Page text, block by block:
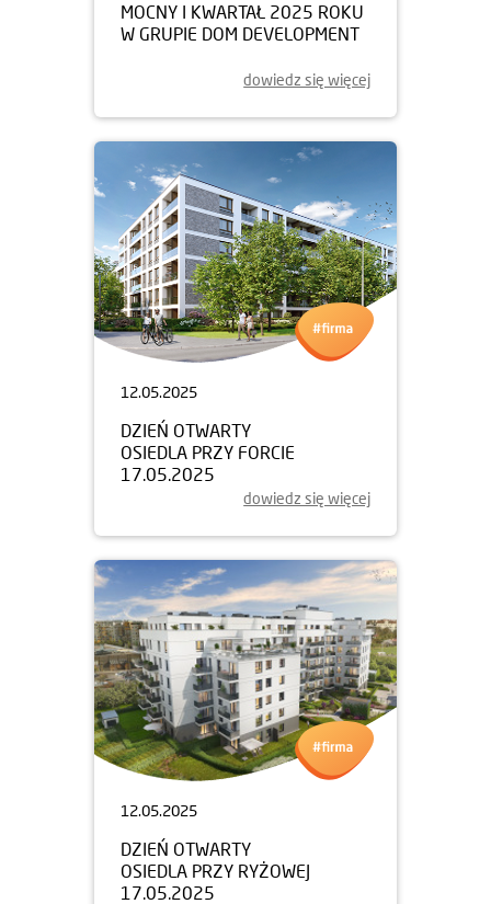
MOCNY I KWARTAŁ 2025 ROKU
W GRUPIE DOM DEVELOPMENT
dowiedz się więcej
12.05.2025
DZIEŃ OTWARTY
OSIEDLA PRZY FORCIE
17.05.2025
dowiedz się więcej
12.05.2025
DZIEŃ OTWARTY
OSIEDLA PRZY RYŻOWEJ
17.05.2025